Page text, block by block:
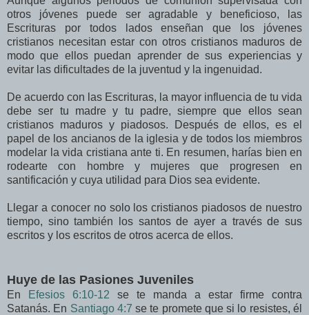
otros jóvenes puede ser agradable y beneficioso, las
Escrituras por todos lados enseñan que los jóvenes
cristianos necesitan estar con otros cristianos maduros de
modo que ellos puedan aprender de sus experiencias y
evitar las dificultades de la juventud y la ingenuidad.
De acuerdo con las Escrituras, la mayor influencia de tu vida
debe ser tu madre y tu padre, siempre que ellos sean
cristianos maduros y piadosos. Después de ellos, es el
papel de los ancianos de la iglesia y de todos los miembros
modelar la vida cristiana ante ti. En resumen, harías bien en
rodearte con hombre y mujeres que progresen en
santificación y cuya utilidad para Dios sea evidente.
Llegar a conocer no solo los cristianos piadosos de nuestro
tiempo, sino también los santos de ayer a través de sus
escritos y los escritos de otros acerca de ellos.
Huye de las Pasiones Juveniles
En Efesios 6:10-12 se te manda a estar firme contra
Satanás. En Santiago 4:7 se te promete que si lo resistes, él